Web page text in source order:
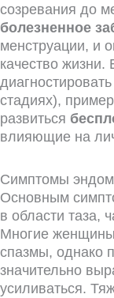
созревания до
болезненное
менструации, и
качество жизни.
стадиях),
развиться
влияющие на
Симптомы
Основным
в области таза,
Многие
спазмы, однако
значительно
усиливаться.